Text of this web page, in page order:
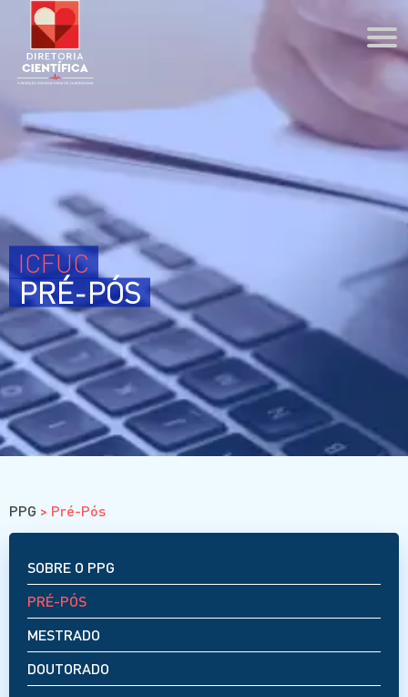
Agenda
Coordenações
ESCOLA PROFISSIONAL
Cursos Técnicos
Cursos de Extensão
BIBLIOTECA
PESQUISA
ENSINO
Residência
Graduação
Estágios
Eventos
ICFUC
PRÉ-PÓS
PPG > Pré-Pós
SOBRE O PPG
PRÉ-PÓS
MESTRADO
DOUTORADO